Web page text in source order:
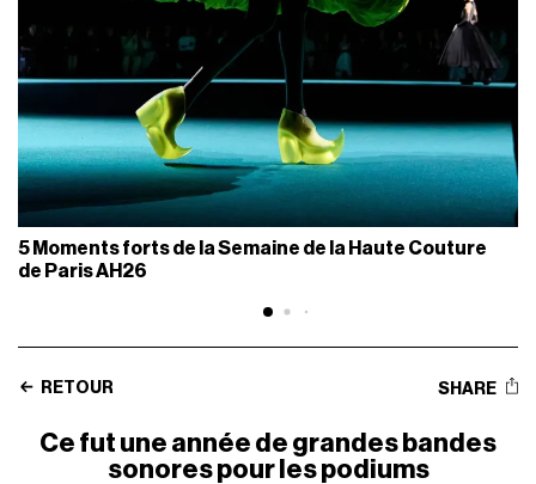
5 Moments forts de la Semaine de la Haute Couture
de Paris AH26
RETOUR SHARE
Ce fut une année de grandes bandes
sonores pour les podiums